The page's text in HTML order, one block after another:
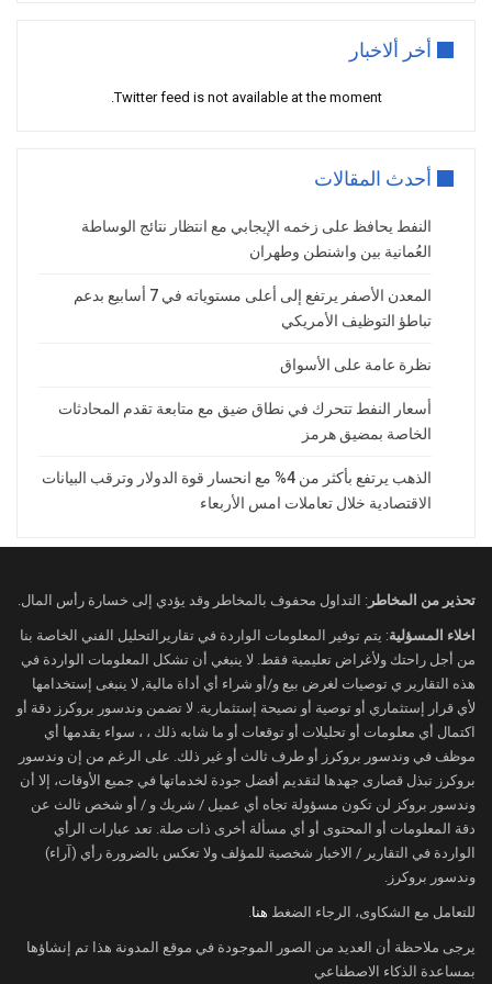
الإمدادات من روسيا نتيجة الهجمات الأوكرانية
عقوبات أمريكية أشد على الطاقة الروسية
ساكس انخفاض أسعار النفط هذا العام بسبب
البنك على متوسط أسعار خام برنت/غرب
لعام 2026، مع توقع وصول أدنى الأسعار إلى
54/50 دولارًا في الربع الأخير من العام، مستندًا
إلى ارتفاع المخزونات العالمية والفائض
المتوقع البالغ 2.3 مليون برميل يوميًا. وأكد
البنك أن السوق ستحتاج لانخفاض الأسعار
لإعادة التوازن إلا في حال حدوث اضطرابات
كبيرة أو تخفيضات إنتاجية من أوبك
أخر ألاخبار
Twitter feed is not available at the moment.
أحدث المقالات
النفط يحافظ على زخمه الإيجابي مع انتظار نتائج الوساطة
العُمانية بين واشنطن وطهران
المعدن الأصفر يرتفع إلى أعلى مستوياته في 7 أسابيع بدعم
تباطؤ التوظيف الأمريكي
نظرة عامة على الأسواق
أسعار النفط تتحرك في نطاق ضيق مع متابعة تقدم المحادثات
الخاصة بمضيق هرمز
الذهب يرتفع بأكثر من 4% مع انحسار قوة الدولار وترقب البيانات
الاقتصادية خلال تعاملات امس الأربعاء
تحذير من المخاطر : التداول محفوف بالمخاطر وقد يؤدي إلى خسارة رأس المال.
اخلاء المسؤلية: يتم توفير المعلومات الواردة في تقاريرالتحليل الفني الخاصة بنا
من أجل راحتك ولأغراض تعليمية فقط. لا ينبغي أن تشكل المعلومات الواردة في
هذه التقارير ي توصيات لغرض بيع و/أو شراء أي أداة مالية, لا ينبغى إستخدامها
لأي قرار إستثماري أو توصية أو نصيحة إستثمارية. لا تضمن وندسور بروكرز دقة أو
اكتمال أي معلومات أو تحليلات أو توقعات أو ما شابه ذلك ، ، سواء يقدمها أي
موظف في وندسور بروكرز أو طرف ثالث أو غير ذلك. على الرغم من إن وندسور
بروكرز تبذل قصارى جهدها لتقديم أفضل جودة لخدماتها في جميع الأوقات، إلا أن
وندسور بروكز لن تكون مسؤولة تجاه أي عميل / شريك و / أو شخص ثالث عن
دقة المعلومات أو المحتوى أو أي مسألة أخرى ذات صلة. تعد عبارات الرأي
الواردة في التقارير / الاخبار شخصية للمؤلف ولا تعكس بالضرورة رأي (آراء)
وندسور بروكرز.
للتعامل مع الشكاوى، الرجاء الضغط هنا
يرجى ملاحظة أن العديد من الصور الموجودة في موقع المدونة هذا تم إنشاؤها
بمساعدة الذكاء الاصطناعي